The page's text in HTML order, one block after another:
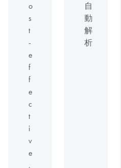
o
s
t
-
e
f
f
e
c
t
i
v
e
,
自
動
解
析